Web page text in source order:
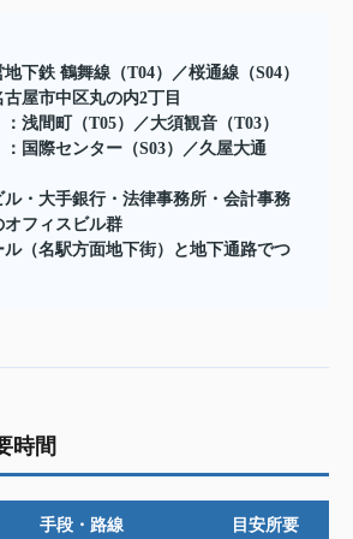
下鉄 鶴舞線（T04）／桜通線（S04）
屋市中区丸の内2丁目
浅間町（T05）／大須観音（T03）
国際センター（S03）／久屋大通
・大手銀行・法律事務所・会計事務
オフィスビル群
（名駅方面地下街）と地下通路でつ
時間
手段・路線
目安所要